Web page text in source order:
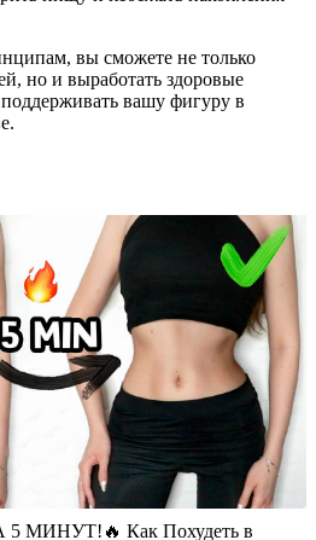
вы сможете не только
но и выработать здоровые
вашу фигуру в
Как Похудеть в